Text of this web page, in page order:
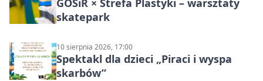
GOSiR × Strefa Plastyki – warsztaty
skatepark
10 sierpnia 2026, 17:00
Spektakl dla dzieci „Piraci i wyspa
skarbów”